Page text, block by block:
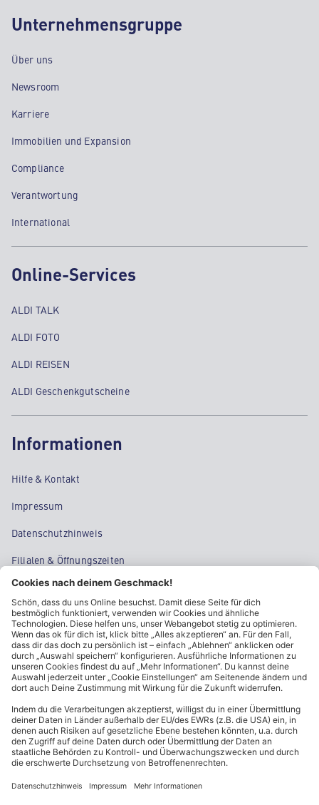
Unternehmensgruppe
Über uns
Newsroom
Karriere
Immobilien und Expansion
Compliance
Verantwortung
International
Online-Services
ALDI TALK
ALDI FOTO
ALDI REISEN
ALDI Geschenkgutscheine
Informationen
Hilfe & Kontakt
Impressum
Datenschutzhinweis
Filialen & Öffnungszeiten
Kontakt
Cookie-Einstellungen
Kundeninformationen
ALDI Nord folgen